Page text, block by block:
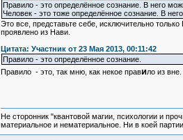
Правило - это определённое сознание. В него
Человек - это тоже определённое сознание. В
Это все, представьте себе, исключительно
проявлено из Нави.
Цитата: Участник от 23 Мая 2013, 00:11:42
Правило - это определённое сознание.
Правило - это, так мню, как некое правило из
Не сторонник "квантовой магии, психологии и
материальное и нематериальное. Ни в коей